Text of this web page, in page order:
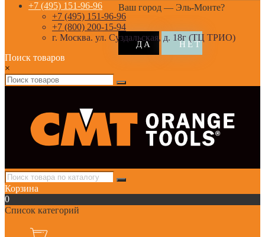
Ваш город — Эль-Монте?
+7 (495) 151-96-96
+7 (495) 151-96-96
+7 (800) 200-15-94
г. Москва. ул. Суздальская, д. 18г (ТЦ ТРИО)
Поиск товаров
×
Корзина
0
Список категорий